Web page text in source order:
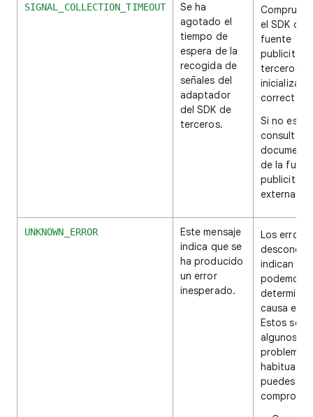
SIGNAL_COLLECTION_TIMEOUT
Se ha
agotado el
tiempo de
espera de la
recogida de
señales del
adaptador
del SDK de
terceros.
el SDK de
fuente
terceros
inicializado
Si no es
consulta la
de la
publicitaria
externa.
UNKNOWN_ERROR
Este mensaje
indica que se
ha producido
un error
inesperado.
Los errores
indican
podemos
determinar
causa
Estos son
algunos
problemas
habituales
puedes